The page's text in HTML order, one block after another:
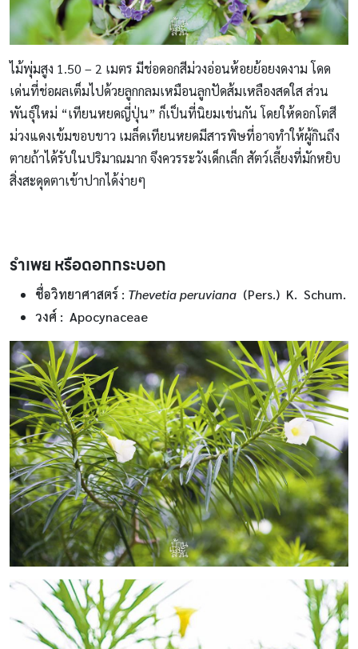
ไม้พุ่มสูง 1.50 – 2 เมตร มีช่อดอกสีม่วงอ่อนห้อยย้อยงดงาม โดด
เด่นที่ช่อผลเต็มไปด้วยลูกกลมเหมือนลูกปัดส้มเหลืองสดใส ส่วน
พันธุ์ใหม่ “เทียนหยดญี่ปุ่น” ก็เป็นที่นิยมเช่นกัน โดยให้ดอกโตสี
ม่วงแดงเข้มขอบขาว เมล็ดเทียนหยดมีสารพิษที่อาจทำให้ผู้กินถึง
ตายถ้าได้รับในปริมาณมาก จึงควรระวังเด็กเล็ก สัตว์เลี้ยงที่มักหยิบ
สิ่งสะดุดตาเข้าปากได้ง่ายๆ
รำเพย หรือดอกกระบอก
ชื่อวิทยาศาสตร์ : Thevetia peruviana (Pers.) K. Schum.
วงศ์ : Apocynaceae